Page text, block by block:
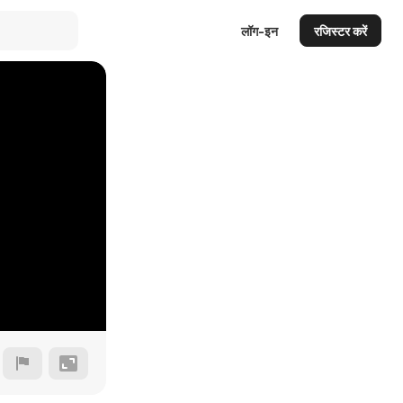
लॉग-इन रजिस्टर करें